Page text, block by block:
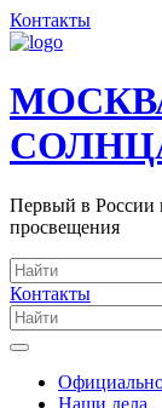
Контакты
Первый в России
просвещения
Контакты
Наши дела